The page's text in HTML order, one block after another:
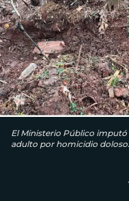
El Ministerio Público imputó
adulto por homicidio